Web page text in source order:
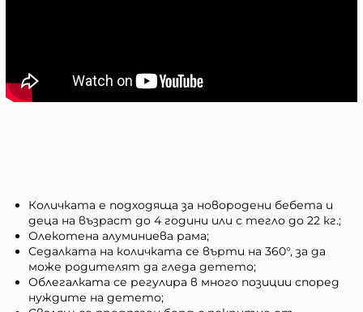
Количката е подходяща за новородени бебета и
деца на възраст до 4 години или с тегло до 22 кг.;
Олекотена алуминиева рама;
Седалката на количката се върти на 360°, за да
може родителят да гледа детето;
Облегалката се регулира в много позиции според
нуждите на детето;